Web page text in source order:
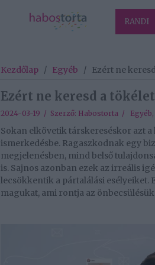
RANDI
Kezdőlap / Egyéb / Ezért ne
Ezért ne keresd a
2024-03-19 / Szerző: Habostorta / Egyéb,
Sokan elkövetik társkereséskor azt
ismerkedésbe. Ragaszkodnak egy
megjelenésben, mind belső
is. Sajnos azonban ezek az irreális
lecsökkentik a pártalálási esélyeiket.
magukat, ami rontja az